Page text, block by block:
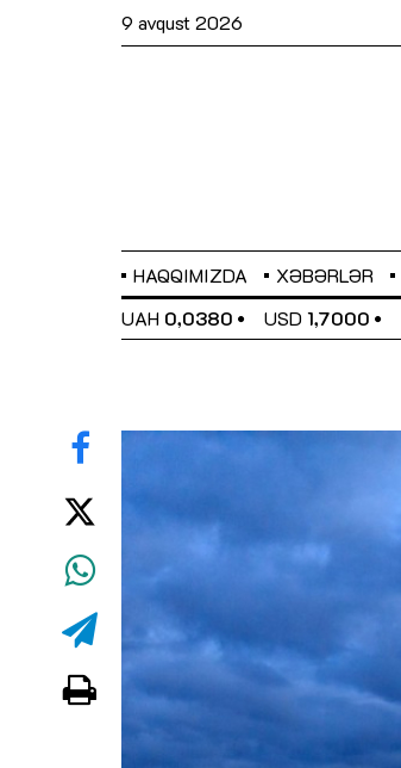
9 avqust 2026
HAQQIMIZDA XƏBƏRLƏR
UAH 0,0380 USD 1,7000